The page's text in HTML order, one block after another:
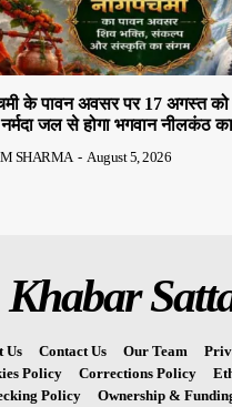
के पावन अवसर पर 17 अगस्त
जल से होगा भगवान नीलकंठ
SHARMA - August 5, 2026
Khabar
Us Contact Us Our Team
Policy
Corrections Policy
Policy
Ownership &